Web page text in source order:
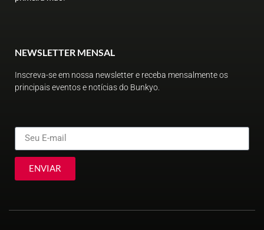
NEWSLETTER MENSAL
Inscreva-se em nossa newsletter e receba mensalmente os
principais eventos e notícias do Bunkyo.
ENVIAR